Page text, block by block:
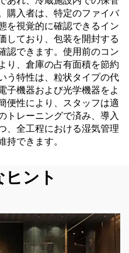
購入者は、特定のファイバ
を視覚的に確認できるイン
しており、包装を開封する
認できます。使用前のコン
り、倉庫の占有面積を節約
う特性は、粒状タイプの代
子機器および光学機器をよ
便性により、スタッフは適
トレーニングで済み、導入
、全工程における湿気管理
持できます。
ヒント